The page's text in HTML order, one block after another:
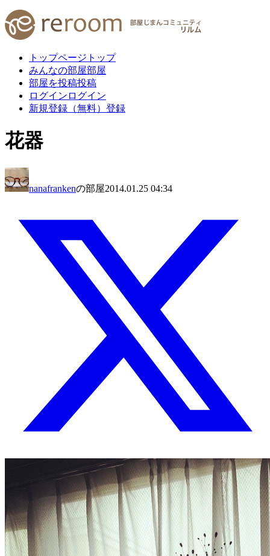
トップページ トップ
みんなの部屋部屋
部屋を投稿投稿
ログイン ログイン
新規登録（無料） 登録
花器
nanafrankenの部屋2014.01.25 04:34